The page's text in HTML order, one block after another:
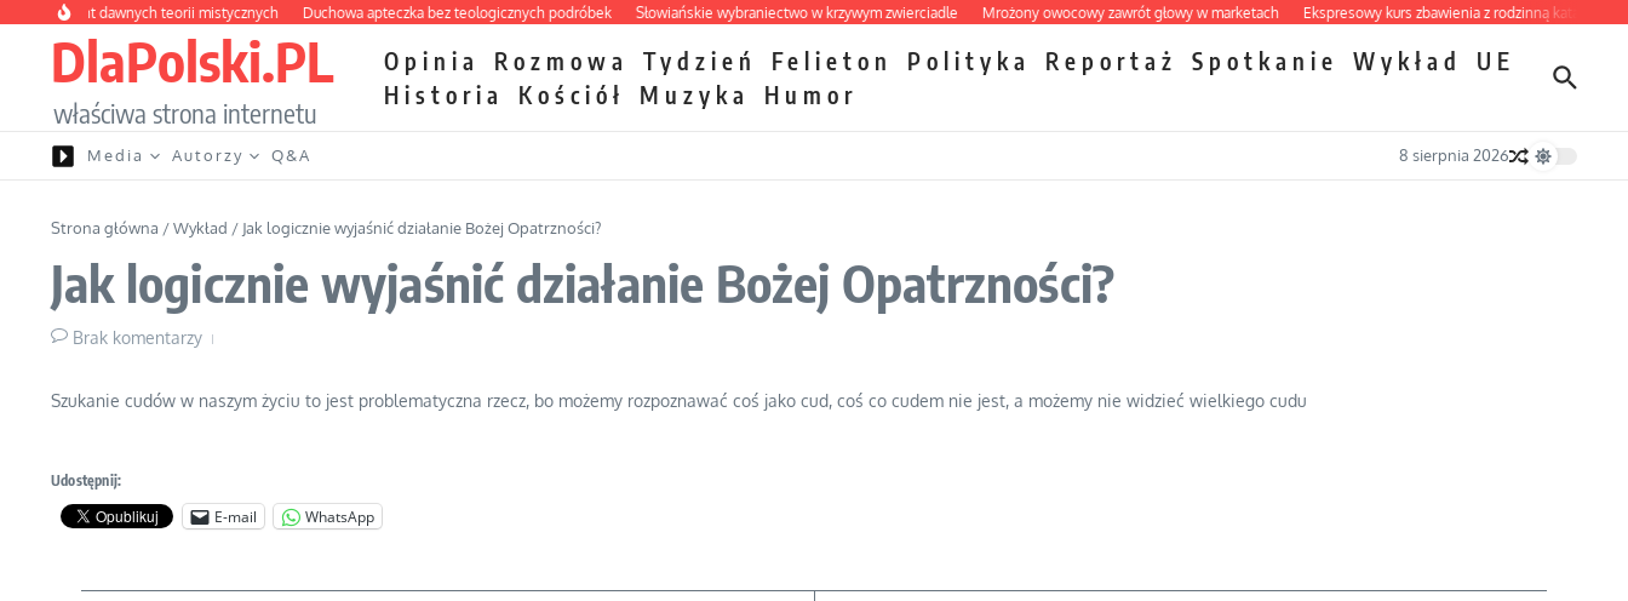
Przejdź do treści
labirynt dawnych teorii mistycznych Duchowa apteczka bez teologicznych podróbek Słowiańskie wybraniectwo w krzywym zwierciadle Mrożony owocowy zawrót głowy w marketach Ekspresowy kurs zbawienia z rodzinną katastrofą
DlaPolski.PL
właściwa strona internetu
Opinia Rozmowa Tydzień Felieton Polityka Reportaż Spotkanie Wykład
UE
Historia
Kościół Muzyka Humor
Media Autorzy Q&A 8 sierpnia 2026
Strona główna /Wykład / Jak logicznie wyjaśnić działanie Bożej Opatrzności?
Jak logicznie wyjaśnić działanie Bożej Opatrzności?
Brak komentarzy
Szukanie cudów w naszym życiu to jest problematyczna rzecz, bo możemy rozpoznawać coś jako cud, coś co cudem nie jest, a możemy nie widzieć wielkiego cudu
Udostępnij:
E-mail WhatsApp